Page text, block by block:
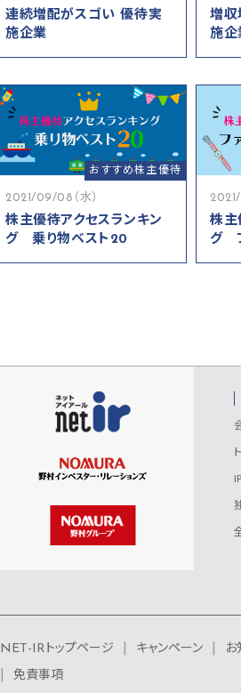
連続増配がスゴい 優待実
施企業
増収
施企
おすすめ株主優待
2021/09/08（水）
株主優待アクセスランキン
グ 乗り物ベスト20
2021/
株主
グ
NET-IRトップページ キャンペーン お
免責事項